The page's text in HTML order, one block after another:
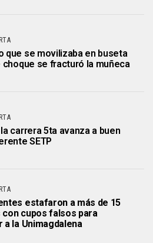
que se movilizaba en buseta
choque se fracturó la muñeca
carrera 5ta avanza a buen
SETP
estafaron a más de 15
con cupos falsos para
a la Unimagdalena